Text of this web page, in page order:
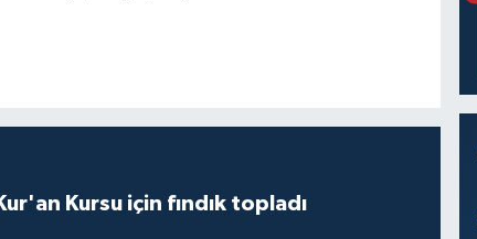
Kursu için fındık topladı